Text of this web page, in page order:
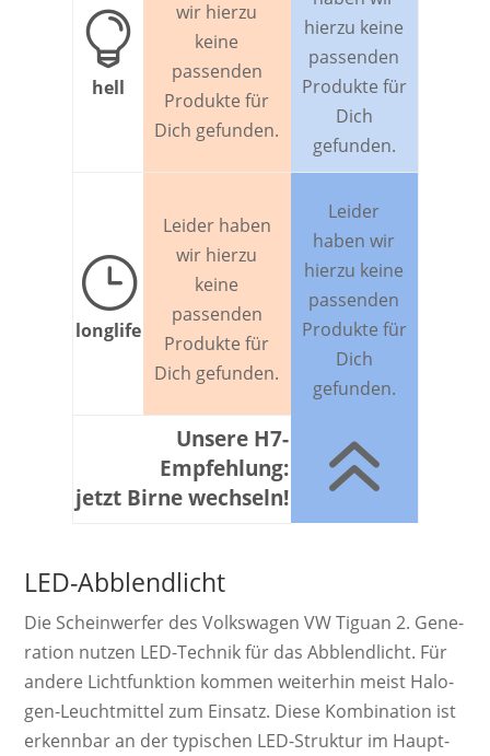

hell
wir hierzu
keine
passenden
Produkte für
Dich gefunden.
hierzu keine
passenden
Produkte für
Dich
gefunden.
}
longlife
Leider haben
wir hierzu
keine
passenden
Produkte für
Dich gefunden.
Leider
haben wir
hierzu keine
passenden
Produkte für
Dich
gefunden.
Unsere H7-
Empfehlung:
jetzt Birne wechseln!
6
LED-Abblendlicht
Die Schein­werf­er des Volkswagen VW Tiguan 2. Ge­ne­
ra­ti­on nutzen LED-Technik für das Abblendlicht. Für
andere Licht­funk­tion kom­men wei­ter­hin meist Ha­lo­
gen-Leucht­mittel zum Ein­satz. Diese Kom­bi­na­tion ist
er­kenn­bar an der ty­pi­schen LED-Struktur im Haupt­